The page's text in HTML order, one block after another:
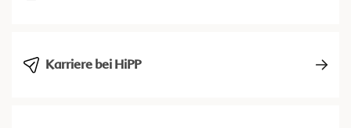
Karriere bei HiPP